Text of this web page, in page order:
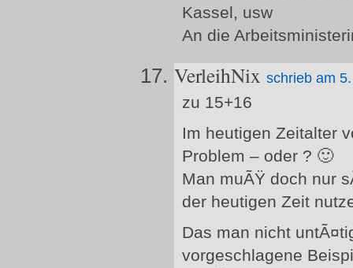
Kassel, usw
An die
VerleihNix schrieb am
zu 15+16
Im heutigen Zeitalter
Problem – oder ? 🙂
Man muÃŸ doch nur
der heutigen Zeit
Das man nicht
vorgeschlagene